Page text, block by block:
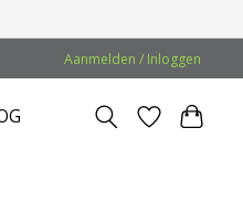
Aanmelden / Inloggen